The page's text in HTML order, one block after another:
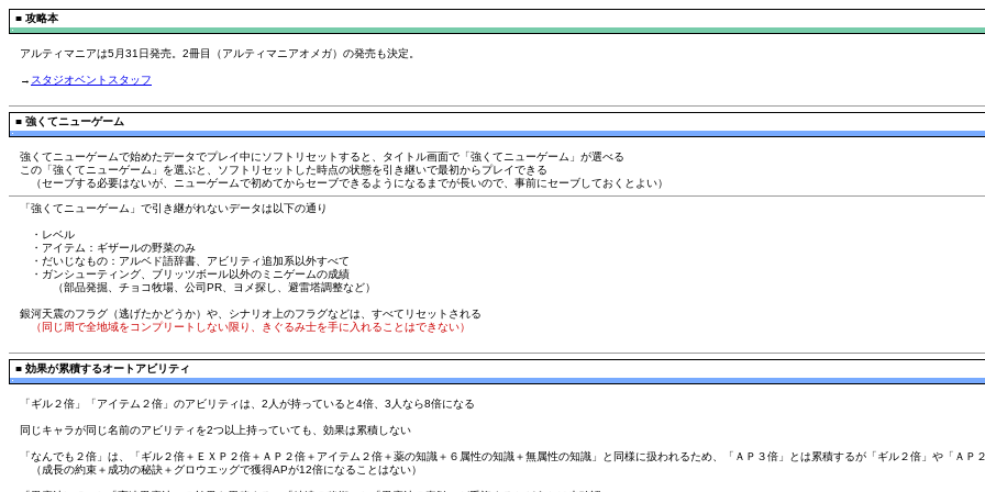
■ 攻略本
アルティマニアは5月31日発売。2冊目（アルティマニアオメガ）の発売も決定。
→ スタジオベントスタッフ
■ 強くてニューゲーム
強くてニューゲームで始めたデータでプレイ中にソフトリセットすると、タイトル画面で「強くてニューゲーム」が選べる
この「強くてニューゲーム」を選ぶと、ソフトリセットした時点の状態を引き継いで最初からプレイできる
（セーブする必要はないが、ニューゲームで初めてからセーブできるようになるまでが長いので、事前にセーブしておくとよい）
「強くてニューゲーム」で引き継がれないデータは以下の通り
・レベル
・アイテム：ギザールの野菜のみ
・だいじなもの：アルベド語辞書、アビリティ追加系以外すべて
・ガンシューティング、ブリッツボール以外のミニゲームの成績
（部品発掘、チョコ牧場、公司PR、ヨメ探し、避雷塔調整など）
銀河天震のフラグ（逃げたかどうか）や、シナリオ上のフラグなどは、すべてリセットされる
（同じ周で全地域をコンプリートしない限り、きぐるみ士を手に入れることはできない）
■ 効果が累積するオートアビリティ
「ギル２倍」「アイテム２倍」のアビリティは、2人が持っていると4倍、3人なら8倍になる
同じキャラが同じ名前のアビリティを2つ以上持っていても、効果は累積しない
「なんでも２倍」は、「ギル２倍＋ＥＸＰ２倍＋ＡＰ２倍＋アイテム２倍＋薬の知識＋６属性の知識＋無属性の知識」と同様に扱われるため、「ＡＰ３倍」とは累積するが「ギル２倍」や「ＡＰ
（成長の約束＋成功の秘訣＋グロウエッグで獲得APが12倍になることはない）